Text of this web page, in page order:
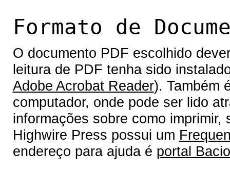
Formato de
O documento PDF escolhido
leitura de PDF tenha sido
Adobe Acrobat Reader). Também
computador, onde pode ser lido
informações sobre como
Highwire Press possui um
endereço para ajuda é portal